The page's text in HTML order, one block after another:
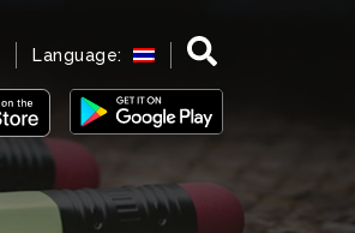
Language: